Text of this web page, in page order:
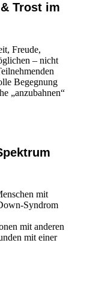
Trost im
Freude,
– nicht
Begegnung
„anzubahnen“
mit
Syndrom
mit anderen
mit einer